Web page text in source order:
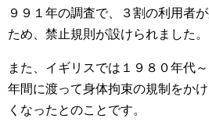
９９１年の調査で、３割の利用者
ため、禁止規則が設けられました。
また、イギリスでは１９８０年代
年間に渡って身体拘束の規制をか
くなったとのことです。